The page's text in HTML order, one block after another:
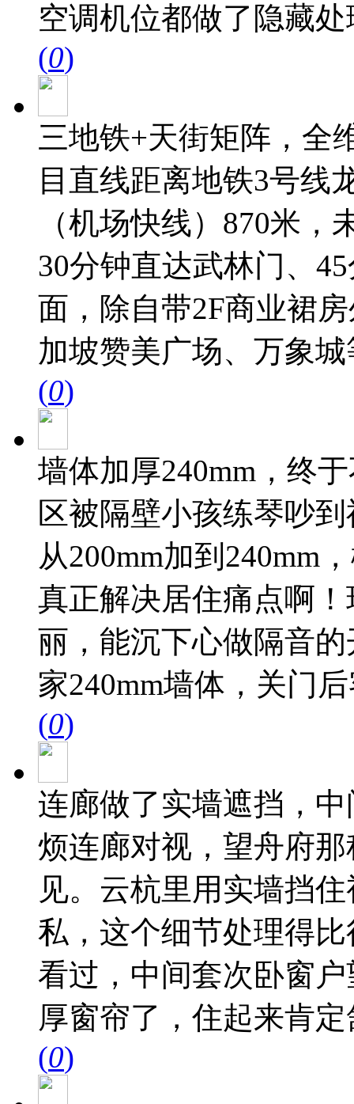
空调机位都做了隐藏
(0)
三地铁+天街矩阵，全
目直线距离地铁3号线
（机场快线）870米
30分钟直达武林门、
面，除自带2F商业裙
加坡赞美广场、万象
(0)
墙体加厚240mm，终
区被隔壁小孩练琴吵
从200mm加到240mm
真正解决居住痛点啊
丽，能沉下心做隔音
家240mm墙体，关门
(0)
连廊做了实墙遮挡，
烦连廊对视，望舟府
见。云杭里用实墙挡
私，这个细节处理得
看过，中间套次卧窗
厚窗帘了，住起来肯
(0)